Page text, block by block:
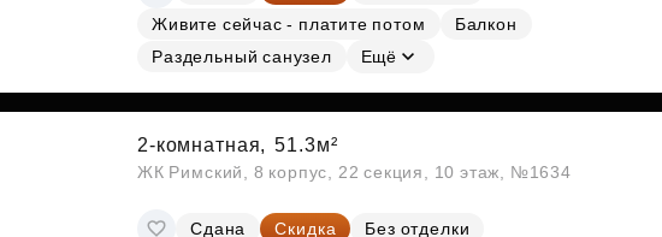
Живите сейчас - платите потом
Балкон
Раздельный санузел
Ещё
2-комнатная, 51.3м²
ЖК Римский, 8 корпус, 22 секция, 10 этаж, №1634
Сдана Скидка
Без отделки